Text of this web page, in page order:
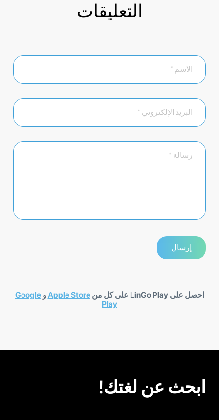
التعليقات
احصل على LinGo Play على كل من Apple Store وGoogle
Play
ابحث عن لغتك!